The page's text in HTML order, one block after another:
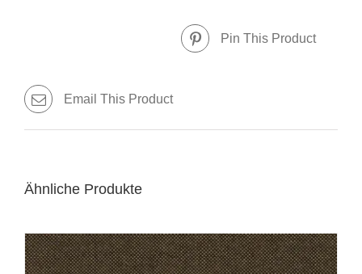
Pin This Product
Email This Product
Ähnliche Produkte